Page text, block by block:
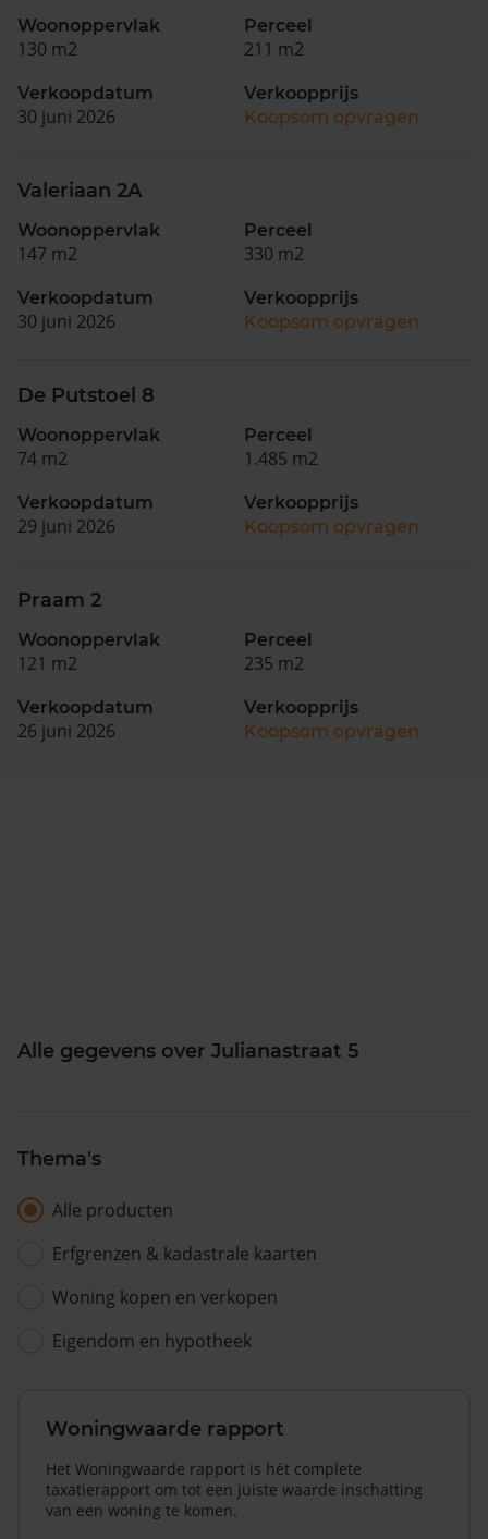
Woonoppervlak
130 m2
Perceel
211 m2
Verkoopdatum
30 juni 2026
Verkoopprijs
Koopsom opvragen
Valeriaan 2A
Woonoppervlak
147 m2
Perceel
330 m2
Verkoopdatum
30 juni 2026
Verkoopprijs
Koopsom opvragen
De Putstoel 8
Woonoppervlak
74 m2
Perceel
1.485 m2
Verkoopdatum
29 juni 2026
Verkoopprijs
Koopsom opvragen
Praam 2
Woonoppervlak
121 m2
Perceel
235 m2
Verkoopdatum
26 juni 2026
Verkoopprijs
Koopsom opvragen
Alle gegevens over Julianastraat 5
Thema's
Alle producten
Erfgrenzen & kadastrale kaarten
Woning kopen en verkopen
Eigendom en hypotheek
Woningwaarde rapport
Het Woningwaarde rapport is hét complete
taxatierapport om tot een juiste waarde inschatting
van een woning te komen.